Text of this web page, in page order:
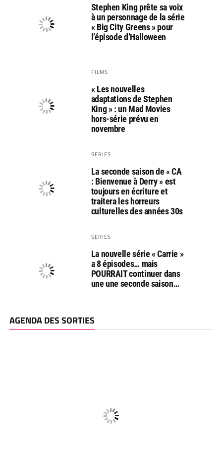
Stephen King prête sa voix
à un personnage de la série
« Big City Greens » pour
l’épisode d’Halloween
FILMS
« Les nouvelles
adaptations de Stephen
King » : un Mad Movies
hors-série prévu en
novembre
SERIES
La seconde saison de « CA
: Bienvenue à Derry » est
toujours en écriture et
traitera les horreurs
culturelles des années 30s
SERIES
La nouvelle série « Carrie »
a 8 épisodes… mais
POURRAIT continuer dans
une une seconde saison…
AGENDA DES SORTIES